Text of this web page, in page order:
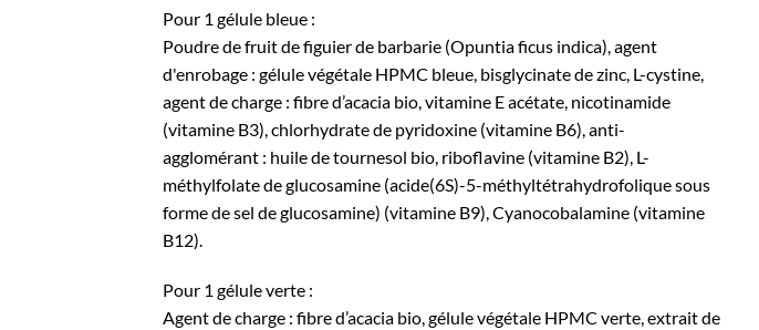
Pour 1 gélule bleue :
Poudre de fruit de figuier de barbarie (Opuntia ficus indica), agent
d'enrobage : gélule végétale HPMC bleue, bisglycinate de zinc, L-cystine,
agent de charge : fibre d’acacia bio, vitamine E acétate, nicotinamide
(vitamine B3), chlorhydrate de pyridoxine (vitamine B6), anti-
agglomérant : huile de tournesol bio, riboflavine (vitamine B2), L-
méthylfolate de glucosamine (acide(6S)-5-méthyltétrahydrofolique sous
forme de sel de glucosamine) (vitamine B9), Cyanocobalamine (vitamine
B12).
Pour 1 gélule verte :
Agent de charge : fibre d’acacia bio, gélule végétale HPMC verte, extrait de